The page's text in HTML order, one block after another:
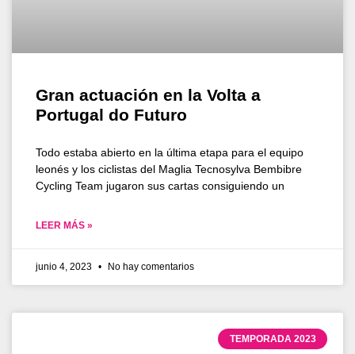
Gran actuación en la Volta a
Portugal do Futuro
Todo estaba abierto en la última etapa para el equipo
leonés y los ciclistas del Maglia Tecnosylva Bembibre
Cycling Team jugaron sus cartas consiguiendo un
LEER MÁS »
junio 4, 2023 No hay comentarios
TEMPORADA 2023